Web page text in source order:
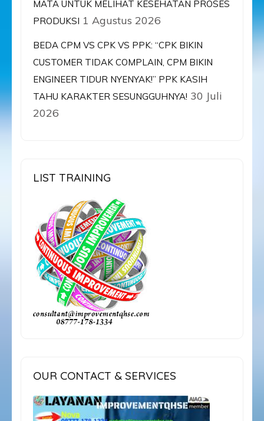
MATA UNTUK MELIHAT KESEHATAN PROSES
PRODUKSI 1 Agustus 2026
BEDA CPM VS CPK VS PPK: “CPK BIKIN
CUSTOMER TIDAK COMPLAIN, CPM BIKIN
ENGINEER TIDUR NYENYAK!” PPK KASIH
TAHU KARAKTER SESUNGGUHNYA! 30 Juli
2026
LIST TRAINING
OUR CONTACT & SERVICES